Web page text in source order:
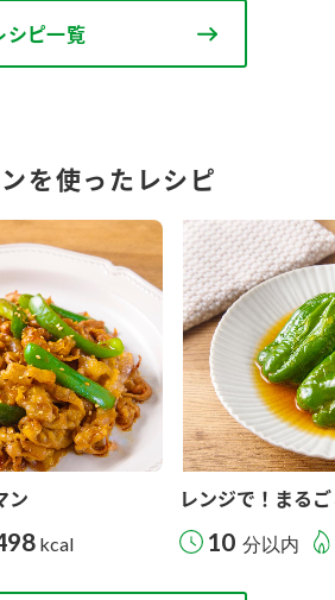
シピ一覧
を使ったレシピ
ン
kcal
レンジで！まる
10 分以内